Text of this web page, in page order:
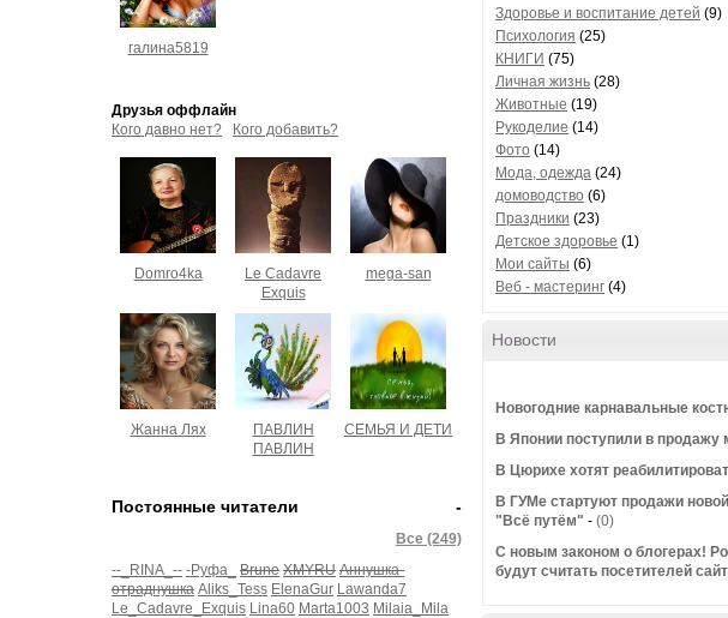
галина5819
Друзья оффлайн
Кого давно нет?
Кого добавить?
Domro4ka
Le Cadavre
Exquis
mega-san
Жанна Лях
ПАВЛИН
ПАВЛИН
СЕМЬЯ И ДЕТИ
-
Постоянные читатели
Все (249)
--_RINA_-- -Руфа_ Brune XMYRU Аннушка-
отраднушка Aliks_Tess ElenaGur Lawanda7
Le_Cadavre_Exquis Lina60 Marta1003 Milaia_Mila
Здоровье и воспитание детей (9)
Психология (25)
КНИГИ (75)
Личная жизнь (28)
Животные (19)
Рукоделие (14)
Фото (14)
Мода, одежда (24)
домоводство (6)
Праздники (23)
Детское здоровье (1)
Мои сайты (6)
Веб - мастеринг (4)
Новости
Новогодние карнавальные
В Японии поступили в продажу
В Цюрихе хотят
В ГУМе стартуют продажи
"Всё путём" - (0)
С новым законом о блогерах!
будут считать посетителей